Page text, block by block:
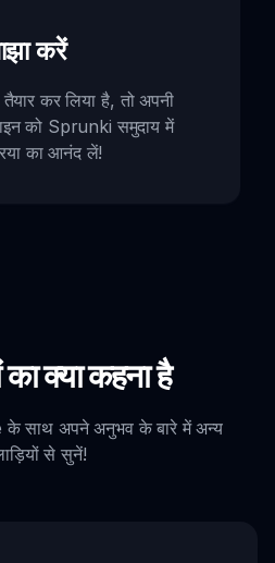
करें
कर लिया है, तो अपनी
को Sprunki समुदाय में
का आनंद लें!
का क्या कहना है
साथ अपने अनुभव के बारे में अन्य
से सुनें!